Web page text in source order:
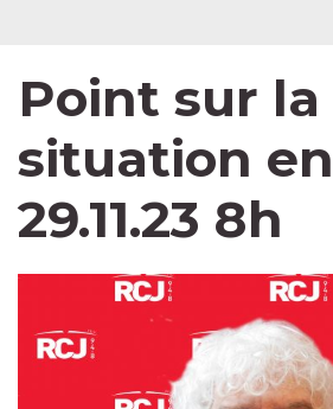
Point sur la
situation
29.11.23 8h